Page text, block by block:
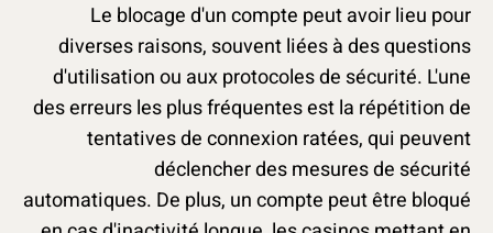
Le blocage d'un compte peut avoir lieu pour
diverses raisons, souvent liées à des questions
d'utilisation ou aux protocoles de sécurité. L'une
des erreurs les plus fréquentes est la répétition de
tentatives de connexion ratées, qui peuvent
déclencher des mesures de sécurité
automatiques. De plus, un compte peut être bloqué